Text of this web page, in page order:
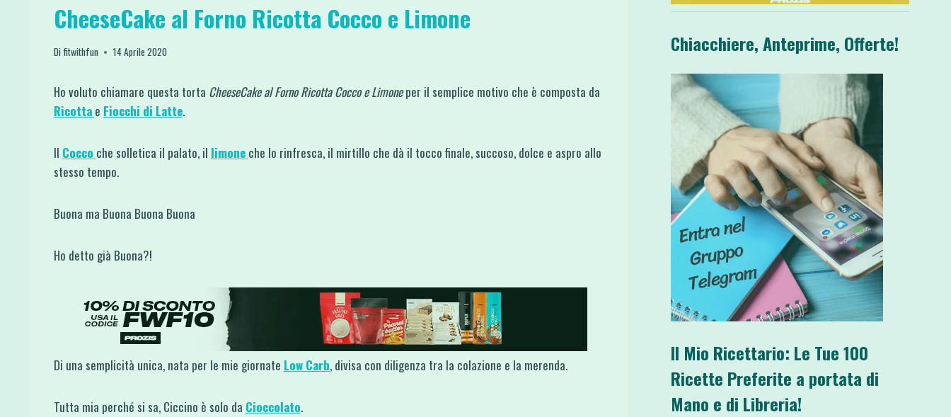
CheeseCake al Forno Ricotta Cocco e Limone
Difitwithfun 14 Aprile 2020
Ho voluto chiamare questa torta CheeseCake al Forno Ricotta Cocco e Limoneper il semplice motivo che è composta da
Ricotta e Fiocchi di Latte.
Il Cocco che solletica il palato, il limone che lo rinfresca, il mirtillo che dà il tocco finale, succoso, dolce e aspro allo
stesso tempo.
Buona ma Buona Buona Buona
Ho detto già Buona?!
Di una semplicità unica, nata per le mie giornate Low Carb, divisa con diligenza tra la colazione e la merenda.
Tutta mia perché si sa, Ciccino è solo da Cioccolato.
Chiacchiere, Anteprime, Offerte!
Il Mio Ricettario: Le Tue 100
Ricette Preferite a portata di
Mano e di Libreria!